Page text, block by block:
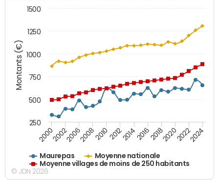
Montants (€)
Maurepas
Moyenne nationale
Moyenne villages de moins de 250 habitants
200020022006200820102012201420162018202020222024
250
500
750
1000
1250
1500
© JDN 2026